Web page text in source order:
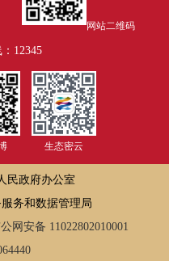
网站二维码
12345
生态密云
民政府办公室
务和数据管理局
网安备 11022802010001